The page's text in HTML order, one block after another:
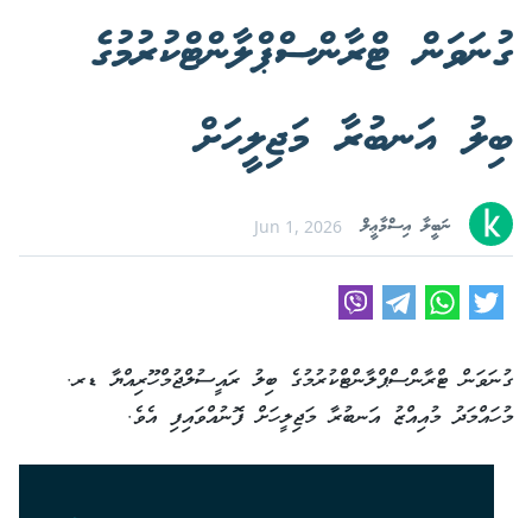
ގުނަވަން ޓްރާންސްޕްލާންޓްކުރުމުގެ
ބިލު އަނބުރާ މަޖިލީހަށް
ނަބީލާ އިސްމާޢީލް Jun 1, 2026
ގުނަވަން ޓްރާންސްޕްލާންޓްކުރުމުގެ ބިލު ރައީސުލްޖުމްހޫރިއްޔާ ޑރ.
މުހައްމަދު މުއިއްޒު އަނބުރާ މަޖިލީހަށް ފޮނުއްވައިފި އެވެ.